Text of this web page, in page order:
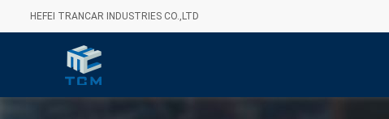
HEFEI TRANCAR INDUSTRIES CO.,LTD